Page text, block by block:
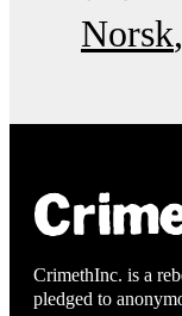
Norsk
CrimethInc. is a
pledged to